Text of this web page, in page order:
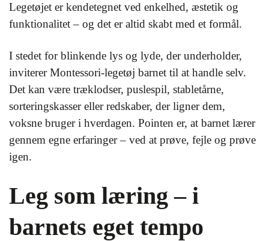
Legetøjet er kendetegnet ved enkelhed, æstetik og
funktionalitet – og det er altid skabt med et formål.
I stedet for blinkende lys og lyde, der underholder,
inviterer Montessori-legetøj barnet til at handle selv.
Det kan være træklodser, puslespil, stabletårne,
sorteringskasser eller redskaber, der ligner dem,
voksne bruger i hverdagen. Pointen er, at barnet lærer
gennem egne erfaringer – ved at prøve, fejle og prøve
igen.
Leg som læring – i
barnets eget tempo